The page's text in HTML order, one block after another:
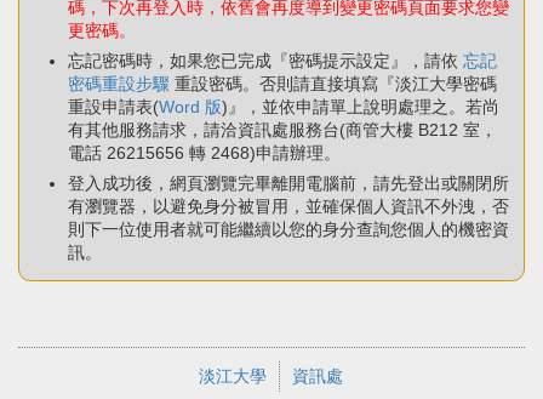
碼，下次再登入時，依舊會再度導到變更密碼頁面要求您變
更密碼。
忘記密碼時，如果您已完成『密碼提示設定』，請依 忘記
密碼重設步驟 重設密碼。否則請直接填寫『淡江大學密碼
重設申請表(Word 版)』，並依申請單上說明處理之。若尚
有其他服務請求，請洽資訊處服務台(商管大樓 B212 室，
電話 26215656 轉 2468)申請辦理。
登入成功後，網頁瀏覽完畢離開電腦前，請先登出或關閉所
有瀏覽器，以避免身分被冒用，並確保個人資訊不外洩，否
則下一位使用者就可能繼續以您的身分查詢您個人的機密資
訊。
淡江大學 資訊處